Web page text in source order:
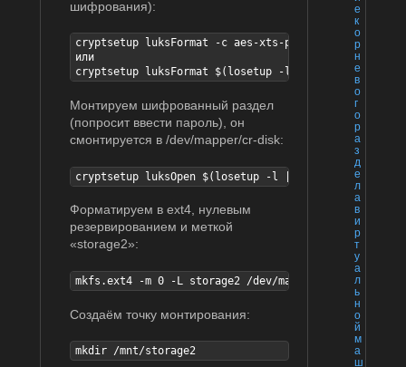
е
к
о
р
н
е
в
о
г
о
р
а
з
д
е
л
а
в
и
р
т
у
а
л
ь
н
о
й
м
а
ш
шифрования):
cryptsetup luksFormat -c aes-xts-plain64 -s 512 -
или
cryptsetup luksFormat $(losetup -l | grep
Монтируем шифрованный раздел
(попросит ввести пароль), он
смонтируется в /dev/mapper/cr-disk:
cryptsetup luksOpen $(losetup -l | grep
Форматируем в ext4, нулевым
резервированием и меткой
«storage2»:
mkfs.ext4 -m 0 -L storage2 /dev/mapper/storage2
Создаём точку монтирования:
mkdir /mnt/storage2